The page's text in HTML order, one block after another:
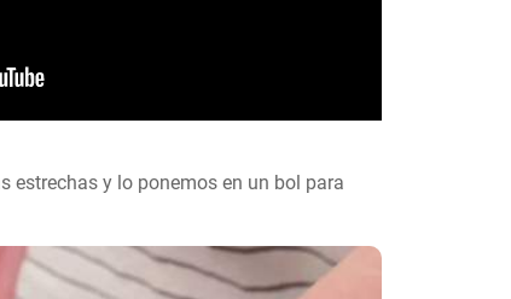
estrechas y lo ponemos en un bol para